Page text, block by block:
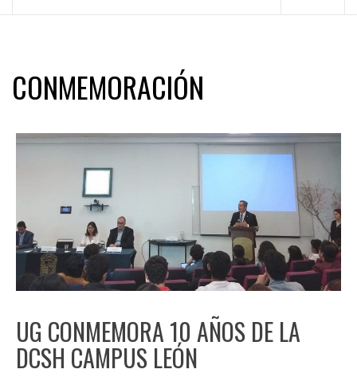
CONMEMORACIÓN
UG CONMEMORA 10 AÑOS DE LA
DCSH CAMPUS LEÓN